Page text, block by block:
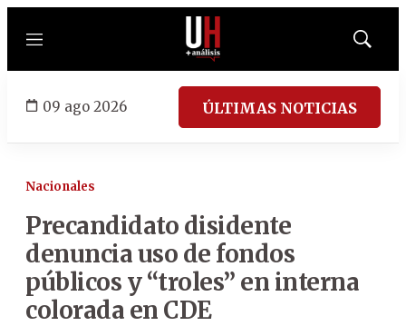
Menú
Mostrar
09 ago 2026 ÚLTIMAS NOTICIAS
Nacionales
Precandidato disidente
denuncia uso de fondos
públicos y “troles” en interna
colorada en CDE